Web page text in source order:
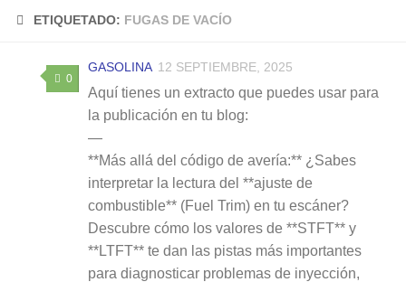
ETIQUETADO: FUGAS DE VACÍO
0
GASOLINA 12 SEPTIEMBRE, 2025
Aquí tienes un extracto que puedes usar para
la publicación en tu blog:
—
**Más allá del código de avería:** ¿Sabes
interpretar la lectura del **ajuste de
combustible** (Fuel Trim) en tu escáner?
Descubre cómo los valores de **STFT** y
**LTFT** te dan las pistas más importantes
para diagnosticar problemas de inyección,